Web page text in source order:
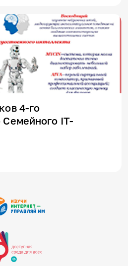
4-го
Семейного IT-